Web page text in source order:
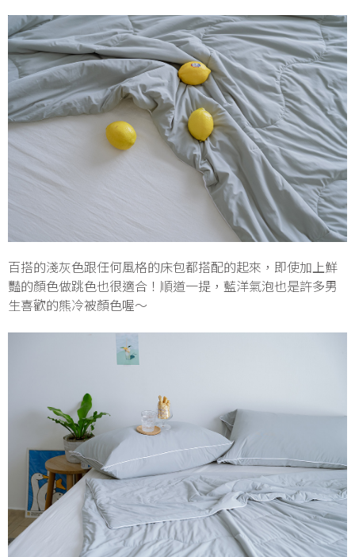
百搭的淺灰色跟任何風格的床包都搭配的起來，即使加上鮮
豔的顏色做跳色也很適合！順道一提，藍洋氣泡也是許多男
生喜歡的熊冷被顏色喔～